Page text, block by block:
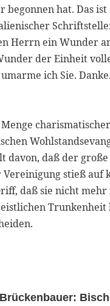
begonnen hat. Das
Herrn ein Wunder
der Einheit
ich Sie.
davon, daß der
stieß auf
daß sie nicht